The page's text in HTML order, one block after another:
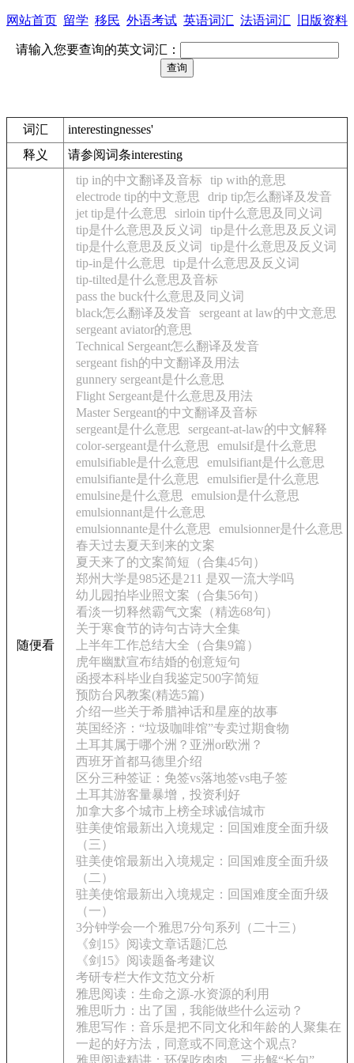
网站首页 留学 移民 外语考试 英语词汇 法语词汇 旧版资料
请输入您要查询的英文词汇：
词汇
interestingnesses'
释义
请参阅词条interesting
随便看
tip in的中文翻译及音标
tip with的意思
electrode tip的中文意思
drip tip怎么翻译及发音
jet tip是什么意思
sirloin tip什么意思及同义词
tip是什么意思及反义词
tip是什么意思及反义词
tip是什么意思及反义词
tip是什么意思及反义词
tip-in是什么意思
tip是什么意思及反义词
tip-tilted是什么意思及音标
pass the buck什么意思及同义词
black怎么翻译及发音
sergeant at law的中文意思
sergeant aviator的意思
Technical Sergeant怎么翻译及发音
sergeant fish的中文翻译及用法
gunnery sergeant是什么意思
Flight Sergeant是什么意思及用法
Master Sergeant的中文翻译及音标
sergeant是什么意思
sergeant-at-law的中文解释
color-sergeant是什么意思
emulsif是什么意思
emulsifiable是什么意思
emulsifiant是什么意思
emulsifiante是什么意思
emulsifier是什么意思
emulsine是什么意思
emulsion是什么意思
emulsionnant是什么意思
emulsionnante是什么意思
emulsionner是什么意思
春天过去夏天到来的文案
夏天来了的文案简短（合集45句）
郑州大学是985还是211 是双一流大学吗
幼儿园拍毕业照文案（合集56句）
看淡一切释然霸气文案（精选68句）
关于寒食节的诗句古诗大全集
上半年工作总结大全（合集9篇）
虎年幽默宣布结婚的创意短句
函授本科毕业自我鉴定500字简短
预防台风教案(精选5篇)
介绍一些关于希腊神话和星座的故事
英国经济：“垃圾咖啡馆”专卖过期食物
土耳其属于哪个洲？亚洲or欧洲？
西班牙首都马德里介绍
区分三种签证：免签vs落地签vs电子签
土耳其游客量暴增，投资利好
加拿大多个城市上榜全球诚信城市
驻美使馆最新出入境规定：回国难度全面升级
（三）
驻美使馆最新出入境规定：回国难度全面升级
（二）
驻美使馆最新出入境规定：回国难度全面升级
（一）
3分钟学会一个雅思7分句系列（二十三）
《剑15》阅读文章话题汇总
《剑15》阅读题备考建议
考研专栏大作文范文分析
雅思阅读：生命之源-水资源的利用
雅思听力：出了国，我能做些什么运动？
雅思写作：音乐是把不同文化和年龄的人聚集在
一起的好方法，同意或不同意这个观点?
雅思阅读精讲：环保吃肉肉，三步解“长句”